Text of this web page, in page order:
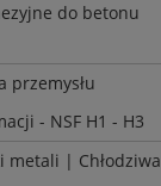
do betonu
przemysłu
- NSF H1 - H3
metali | Chłodziwa